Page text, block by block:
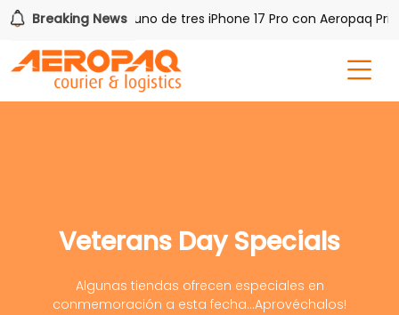
Breaking NewsGana uno de tres iPhone 17 Pro con Aeropaq Prime
Veterans Day Specials
Algunas tiendas ofrecen especiales en
conmemoración a esta fecha...Aprovéchalos!